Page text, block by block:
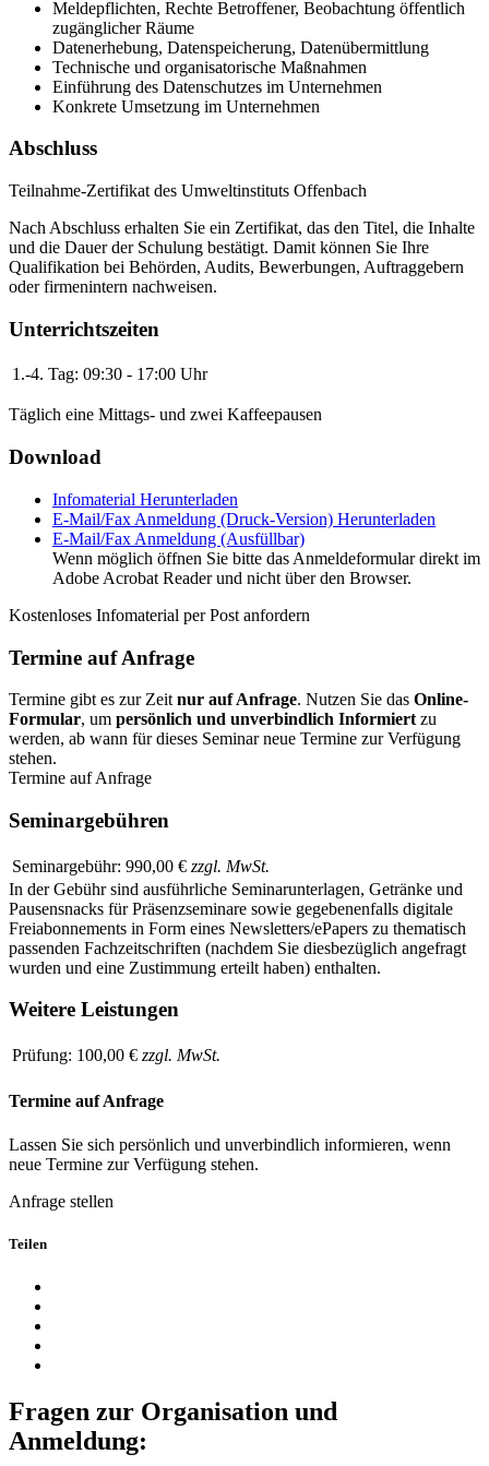
Meldepflichten, Rechte Betroffener, Beobachtung öffentlich
zugänglicher Räume
Datenerhebung, Datenspeicherung, Datenübermittlung
Technische und organisatorische Maßnahmen
Einführung des Datenschutzes im Unternehmen
Konkrete Umsetzung im Unternehmen
Abschluss
Teilnahme-Zertifikat des Umweltinstituts Offenbach
Nach Abschluss erhalten Sie ein Zertifikat, das den Titel, die Inhalte
und die Dauer der Schulung bestätigt. Damit können Sie Ihre
Qualifikation bei Behörden, Audits, Bewerbungen, Auftraggebern
oder firmenintern nachweisen.
Unterrichtszeiten
1.-4. Tag: 09:30 - 17:00 Uhr
Täglich eine Mittags- und zwei Kaffeepausen
Download
Infomaterial Herunterladen
E-Mail/Fax Anmeldung (Druck-Version) Herunterladen
E-Mail/Fax Anmeldung (Ausfüllbar)
Wenn möglich öffnen Sie bitte das Anmeldeformular direkt im
Adobe Acrobat Reader und nicht über den Browser.
Kostenloses Infomaterial per Post anfordern
Termine auf Anfrage
Termine gibt es zur Zeit nur auf Anfrage. Nutzen Sie das Online-
Formular, um persönlich und unverbindlich Informiert zu
werden, ab wann für dieses Seminar neue Termine zur Verfügung
stehen.
Termine auf Anfrage
Seminargebühren
Seminargebühr: 990,00 € zzgl. MwSt.
In der Gebühr sind ausführliche Seminarunterlagen, Getränke und
Pausensnacks für Präsenzseminare sowie gegebenenfalls digitale
Freiabonnements in Form eines Newsletters/ePapers zu thematisch
passenden Fachzeitschriften (nachdem Sie diesbezüglich angefragt
wurden und eine Zustimmung erteilt haben) enthalten.
Weitere Leistungen
Prüfung: 100,00 € zzgl. MwSt.
Termine auf Anfrage
Lassen Sie sich persönlich und unverbindlich informieren, wenn
neue Termine zur Verfügung stehen.
Anfrage stellen
Teilen
Fragen zur Organisation und
Anmeldung: